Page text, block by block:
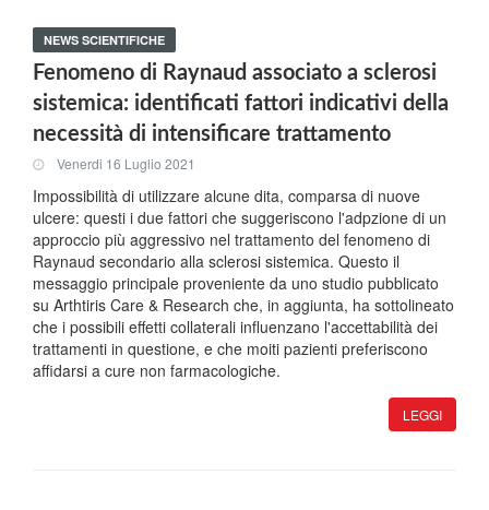
NEWS SCIENTIFICHE
Fenomeno di Raynaud associato a sclerosi
sistemica: identificati fattori indicativi della
necessità di intensificare trattamento
Venerdi 16 Luglio 2021
Impossibilità di utilizzare alcune dita, comparsa di nuove
ulcere: questi i due fattori che suggeriscono l'adpzione di un
approccio più aggressivo nel trattamento del fenomeno di
Raynaud secondario alla sclerosi sistemica. Questo il
messaggio principale proveniente da uno studio pubblicato
su Arthtiris Care & Research che, in aggiunta, ha sottolineato
che i possibili effetti collaterali influenzano l'accettabilità dei
trattamenti in questione, e che moiti pazienti preferiscono
affidarsi a cure non farmacologiche.
LEGGI